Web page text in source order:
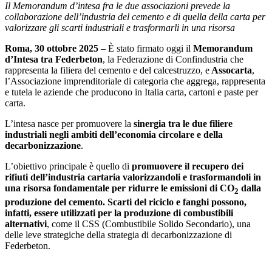
Il Memorandum d’intesa fra le due associazioni prevede la
collaborazione dell’industria del cemento e di quella della carta per
valorizzare gli scarti industriali e trasformarli in una risorsa
Roma, 30 ottobre 2025 – È stato firmato oggi il Memorandum
d’Intesa tra Federbeton, la Federazione di Confindustria che
rappresenta la filiera del cemento e del calcestruzzo, e Assocarta,
l’Associazione imprenditoriale di categoria che aggrega, rappresenta
e tutela le aziende che producono in Italia carta, cartoni e paste per
carta.
L’intesa nasce per promuovere la sinergia tra le due filiere
industriali negli ambiti dell’economia circolare e della
decarbonizzazione.
L’obiettivo principale è quello di promuovere il recupero dei
rifiuti dell’industria cartaria valorizzandoli e trasformandoli in
una risorsa fondamentale per ridurre le emissioni di CO2 dalla
produzione del cemento. Scarti del riciclo e fanghi possono,
infatti, essere utilizzati per la produzione di combustibili
alternativi, come il CSS (Combustibile Solido Secondario), una
delle leve strategiche della strategia di decarbonizzazione di
Federbeton.